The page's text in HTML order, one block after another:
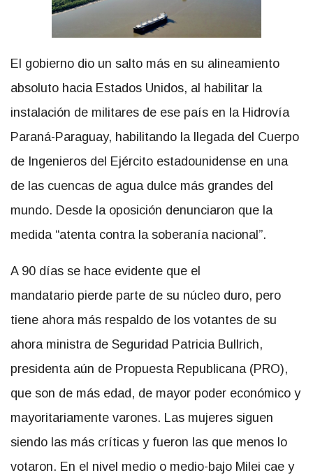
El gobierno dio un salto más en su alineamiento
absoluto hacia Estados Unidos, al habilitar la
instalación de militares de ese país en la Hidrovía
Paraná-Paraguay, habilitando la llegada del Cuerpo
de Ingenieros del Ejército estadounidense en una
de las cuencas de agua dulce más grandes del
mundo. Desde la oposición denunciaron que la
medida “atenta contra la soberanía nacional”.
A 90 días se hace evidente que el
mandatario pierde parte de su núcleo duro, pero
tiene ahora más respaldo de los votantes de su
ahora ministra de Seguridad Patricia Bullrich,
presidenta aún de Propuesta Republicana (PRO),
que son de más edad, de mayor poder económico y
mayoritariamente varones. Las mujeres siguen
siendo las más críticas y fueron las que menos lo
votaron. En el nivel medio o medio-bajo Milei cae y